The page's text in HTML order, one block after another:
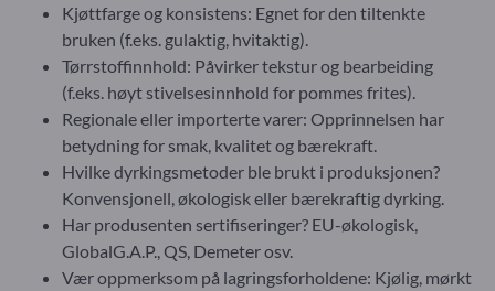
Kjøttfarge og konsistens: Egnet for den tiltenkte
bruken (f.eks. gulaktig, hvitaktig).
Tørrstoffinnhold: Påvirker tekstur og bearbeiding
(f.eks. høyt stivelsesinnhold for pommes frites).
Regionale eller importerte varer: Opprinnelsen har
betydning for smak, kvalitet og bærekraft.
Hvilke dyrkingsmetoder ble brukt i produksjonen?
Konvensjonell, økologisk eller bærekraftig dyrking.
Har produsenten sertifiseringer? EU-økologisk,
GlobalG.A.P., QS, Demeter osv.
Vær oppmerksom på lagringsforholdene: Kjølig, mørkt